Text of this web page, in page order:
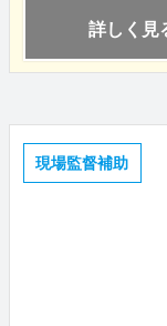
詳しく見
現場監督補助